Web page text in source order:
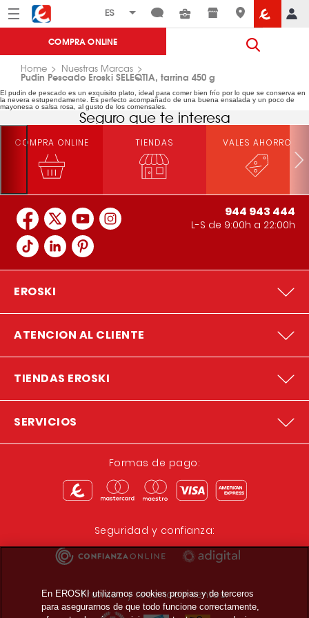
Menú Eroski
COMPRA ONLINE
Home Nuestras Marcas
Pudin Pescado Eroski SELEQTIA, tarrina 450 g
El pudin de pescado es un exquisito plato, ideal para comer bien frío por lo que se conserva en
la nevera estupendamente. Es perfecto acompañado de una buena ensalada y un poco de
mayonesa o salsa rosa, al gusto de los comensales.
Seguro que te interesa
COMPRA ONLINE TIENDAS VALES AHORRO
944 943 444
L-S de 9:00h a 22:00h
EROSKI
ATENCION AL CLIENTE
TIENDAS EROSKI
SERVICIOS
Formas de pago:
Seguridad y confianza:
Premios y reconocimientos:
En EROSKI utilizamos cookies propias y de terceros
para asegurarnos de que todo funcione correctamente,